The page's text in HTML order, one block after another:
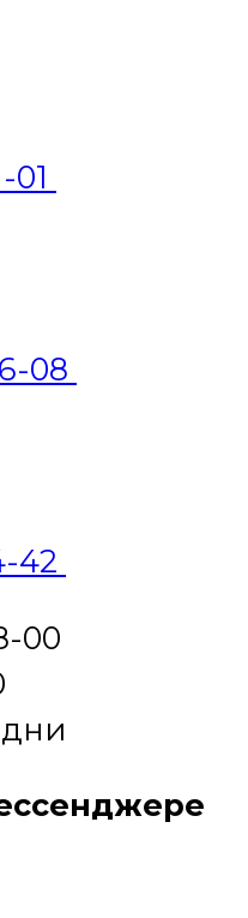
01
08
42
00